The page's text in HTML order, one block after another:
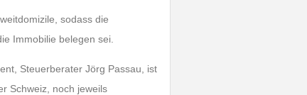
sodass die
Immobilie belegen sei.
Steuerberater Jörg Passau, ist
Schweiz, noch jeweils